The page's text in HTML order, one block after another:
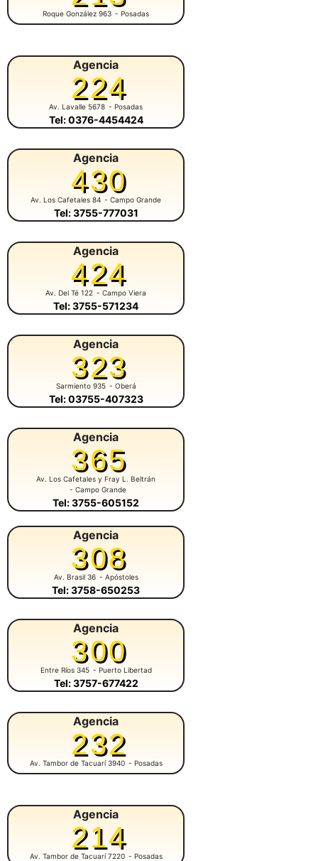
Roque González 963 - Posadas
Agencia
224
Av. Lavalle 5678 - Posadas
Tel: 0376-4454424
Agencia
430
Av. Los Cafetales 84 - Campo Grande
Tel: 3755-777031
Agencia
424
Av. Del Té 122 - Campo Viera
Tel: 3755-571234
Agencia
323
Sarmiento 935 - Oberá
Tel: 03755-407323
Agencia
365
Av. Los Cafetales y Fray L. Beltrán
- Campo Grande
Tel: 3755-605152
Agencia
308
Av. Brasil 36 - Apóstoles
Tel: 3758-650253
Agencia
300
Entre Ríos 345 - Puerto Libertad
Tel: 3757-677422
Agencia
232
Av. Tambor de Tacuarí 3940 - Posadas
Agencia
214
Av. Tambor de Tacuarí 7220 - Posadas